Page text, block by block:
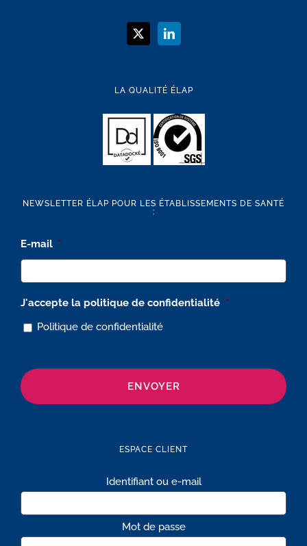
LA QUALITÉ ÉLAP
NEWSLETTER ÉLAP POUR LES ÉTABLISSEMENTS DE SANTÉ
:
E-mail *
J'accepte la politique de confidentialité *
Politique de confidentialité
ESPACE CLIENT
Identifiant ou e-mail
Mot de passe